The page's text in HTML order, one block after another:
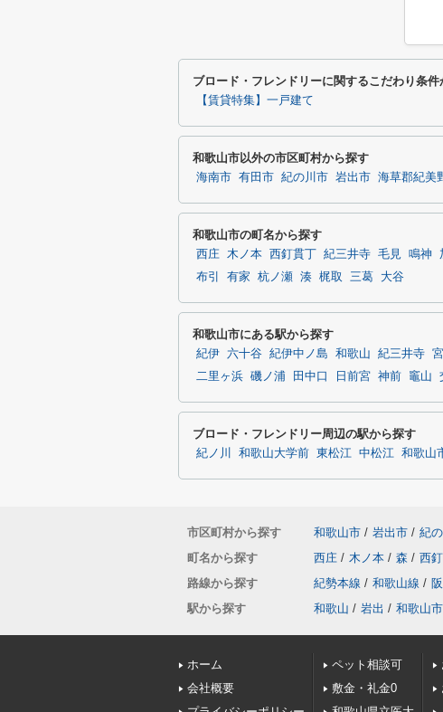
ブロード・フレンドリーに関するこだわり条件
【賃貸特集】一戸建て
和歌山市以外の市区町村から探す
海南市 有田市 紀の川市 岩出市 海草郡紀美
和歌山市の町名から探す
西庄 木ノ本 西釘貫丁 紀三井寺 毛見 鳴神
布引
有家 杭ノ瀬 湊 梶取 三葛 大谷
和歌山市にある駅から探す
紀伊 六十谷 紀伊中ノ島 和歌山 紀三井寺
二里ヶ浜 磯ノ浦 田中口 日前宮 神前 竈山
ブロード・フレンドリー周辺の駅から探す
紀ノ川 和歌山大学前 東松江 中松江 和歌山
市区町村から探す 和歌山市 / 岩出市 / 紀
町名から探す
西庄 / 木ノ本 / 森 / 西
路線から探す
紀勢本線 / 和歌山線 /
駅から探す
和歌山 / 岩出 / 和歌山市
ホーム
会社概要
ペット相談可
敷金・礼金0